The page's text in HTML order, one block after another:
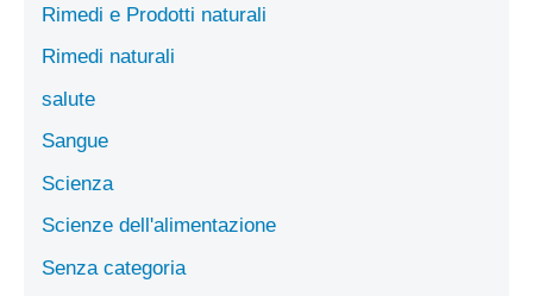
Rimedi e Prodotti naturali
Rimedi naturali
salute
Sangue
Scienza
Scienze dell'alimentazione
Senza categoria